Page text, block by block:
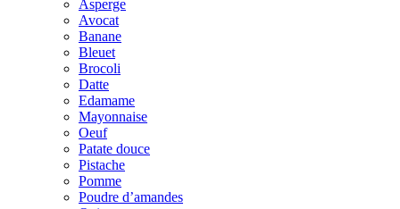
Asperge
Avocat
Banane
Bleuet
Brocoli
Datte
Edamame
Mayonnaise
Oeuf
Patate douce
Pistache
Pomme
Poudre d’amandes